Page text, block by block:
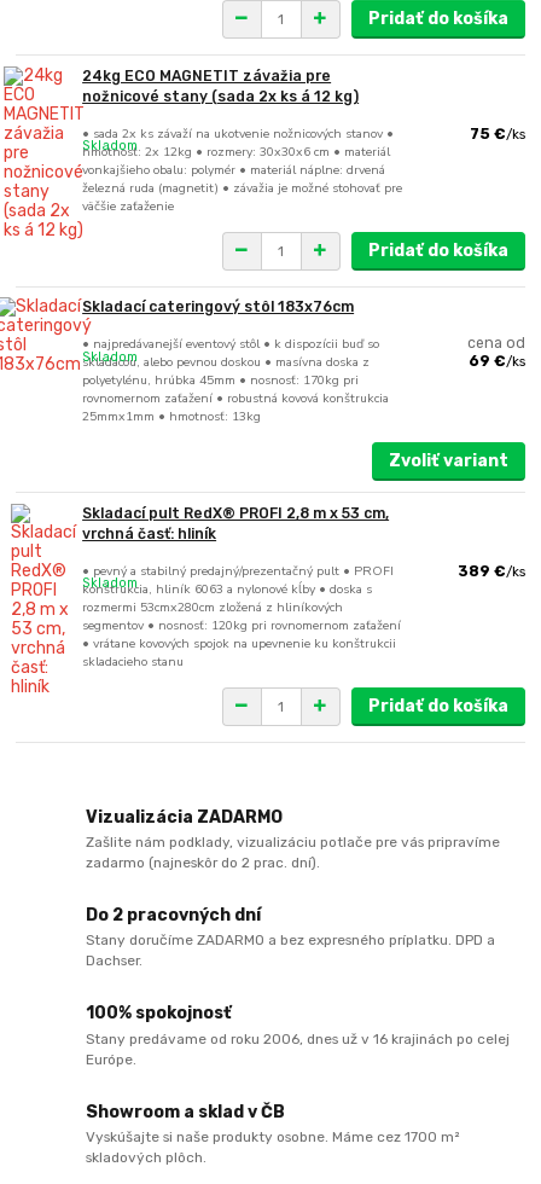
Pridať do košíka
24kg ECO MAGNETIT závažia pre
nožnicové stany (sada 2x ks á 12 kg)
• sada 2x ks závaží na ukotvenie nožnicových stanov •
hmotnosť: 2x 12kg • rozmery: 30x30x6 cm • materiál
vonkajšieho obalu: polymér • materiál náplne: drvená
železná ruda (magnetit) • závažia je možné stohovať pre
väčšie zaťaženie
75 €/ks
Skladom
Pridať do košíka
Skladací cateringový stôl 183x76cm
• najpredávanejší eventový stôl • k dispozícii buď so
skladacou, alebo pevnou doskou • masívna doska z
polyetylénu, hrúbka 45mm • nosnosť: 170kg pri
rovnomernom zaťažení • robustná kovová konštrukcia
25mmx1mm • hmotnosť: 13kg
cena od
69 €/ks
Skladom
Zvoliť variant
Skladací pult RedX® PROFI 2,8 m x 53 cm,
vrchná časť: hliník
• pevný a stabilný predajný/prezentačný pult • PROFI
konštrukcia, hliník 6063 a nylonové kĺby • doska s
rozmermi 53cmx280cm zložená z hliníkových
segmentov • nosnosť: 120kg pri rovnomernom zaťažení
• vrátane kovových spojok na upevnenie ku konštrukcii
skladacieho stanu
389 €/ks
Skladom
Pridať do košíka
Vizualizácia ZADARMO
Zašlite nám podklady, vizualizáciu potlače pre vás pripravíme
zadarmo (najneskôr do 2 prac. dní).
Do 2 pracovných dní
Stany doručíme ZADARMO a bez expresného príplatku. DPD a
Dachser.
100% spokojnosť
Stany predávame od roku 2006, dnes už v 16 krajinách po celej
Európe.
Showroom a sklad v ČB
Vyskúšajte si naše produkty osobne. Máme cez 1700 m²
skladových plôch.